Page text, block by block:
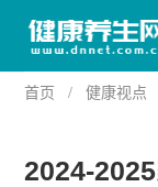
首页 / 健康视点
2024-